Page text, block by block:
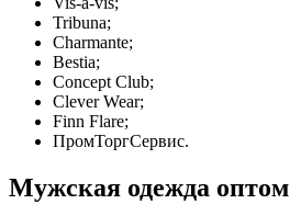
Tribuna;
Charmante;
Bestia;
Concept Club;
Clever Wear;
Finn Flare;
ПромТоргСервис.
Мужская одежда оптом